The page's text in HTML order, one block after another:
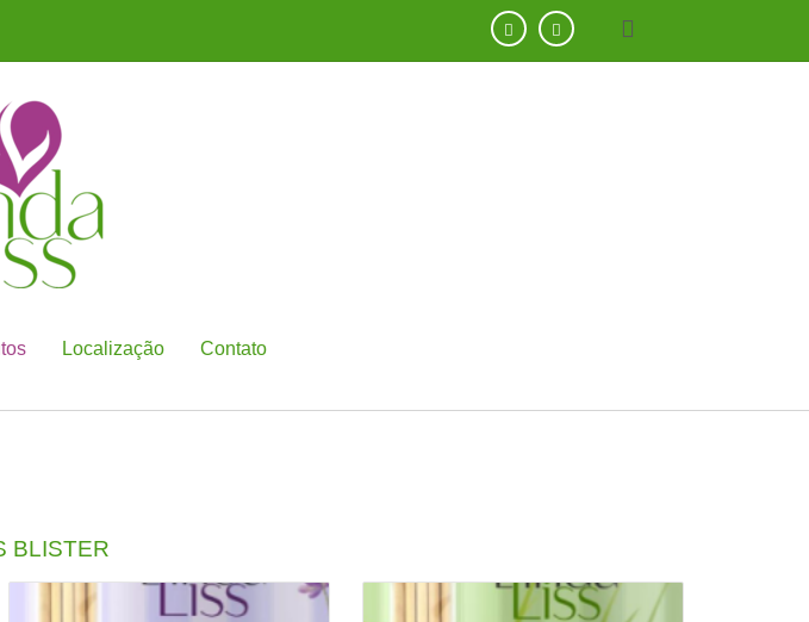

 
Localização Contato
BLISTER